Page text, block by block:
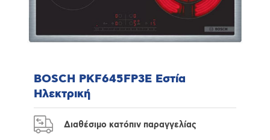
BOSCH PKF645FP3E Εστία
Ηλεκτρική
Διαθέσιμο κατόπιν παραγγελίας